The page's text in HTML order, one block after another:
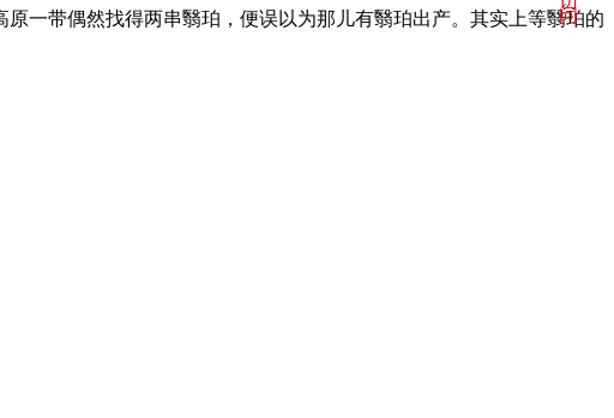
问
一带偶然找得两串翳珀，便误以为那儿有翳珀出产。其实上等翳珀的